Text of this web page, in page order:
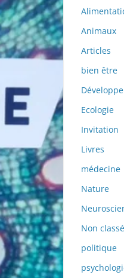
Animaux
Articles
bien être
Ecologie
Invitation
Livres
médecine
Nature
Non classé
politique